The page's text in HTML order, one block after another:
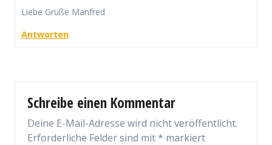
Liebe Grüße Manfred
Antworten
Schreibe einen Kommentar
Deine E-Mail-Adresse wird nicht veröffentlicht.
Erforderliche Felder sind mit* markiert